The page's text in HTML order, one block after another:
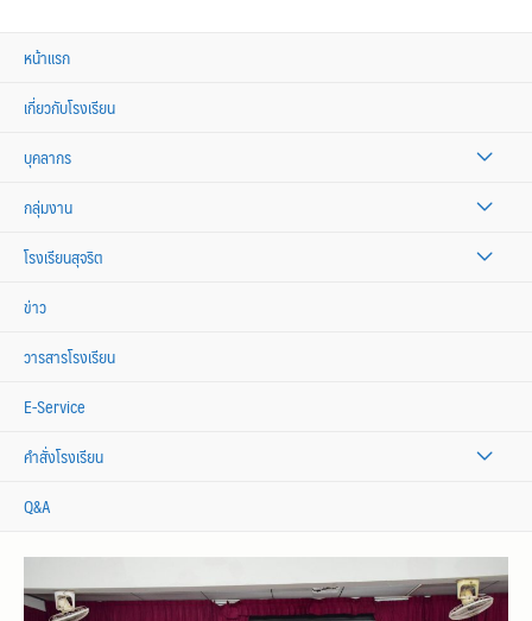
หน้าแรก
เกี่ยวกับโรงเรียน
บุคลากร
กลุ่มงาน
โรงเรียนสุจริต
ข่าว
วารสารโรงเรียน
E-Service
คำสั่งโรงเรียน
Q&A